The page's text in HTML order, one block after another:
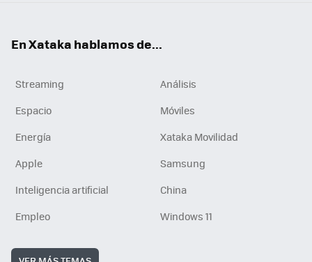
En Xataka hablamos de...
Streaming
Análisis
Espacio
Móviles
Energía
Xataka Movilidad
Apple
Samsung
Inteligencia artificial
China
Empleo
Windows 11